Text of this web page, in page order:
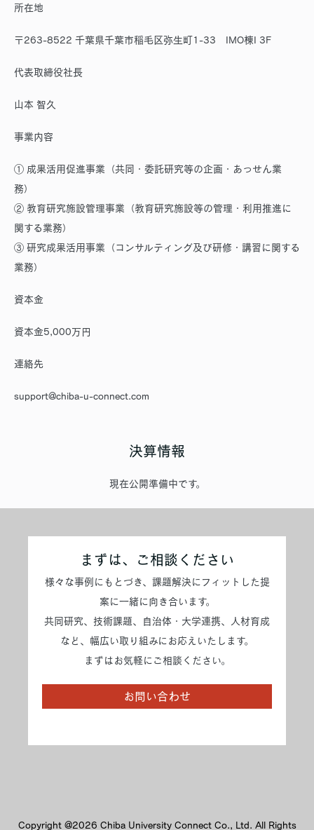
所在地
〒263-8522 千葉県千葉市稲毛区弥生町1-33 IMO棟I 3F
代表取締役社長
山本 智久
事業内容
① 成果活用促進事業（共同・委託研究等の企画・あっせん業
務）
② 教育研究施設管理事業（教育研究施設等の管理・利用推進に
関する業務）
③ 研究成果活用事業（コンサルティング及び研修・講習に関する
業務）
資本金
資本金5,000万円
連絡先
support@chiba-u-connect.com
決算情報
現在公開準備中です。
まずは、ご相談ください
様々な事例にもとづき、課題解決にフィットした提
案に一緒に向き合います。
共同研究、技術課題、自治体・大学連携、人材育成
など、幅広い取り組みにお応えいたします。
まずはお気軽にご相談ください。
お問い合わせ
Copyright @2026 Chiba University Connect Co., Ltd. All Rights